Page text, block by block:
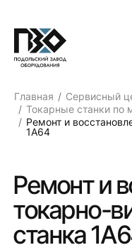
Главная
Сервисный
Токарные станки по
Ремонт и
1А64
Ремонт и
токарно-
станка